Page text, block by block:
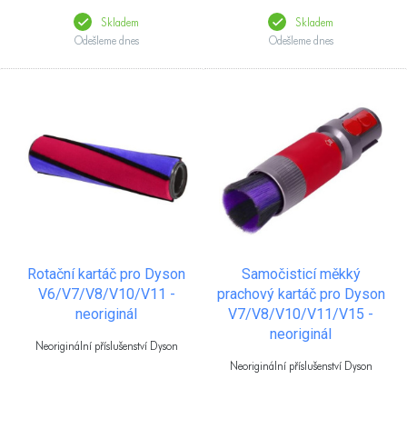
Skladem
Odešleme dnes
Skladem
Odešleme dnes
Rotační kartáč pro Dyson
V6/V7/V8/V10/V11 -
neoriginál
Neoriginální příslušenství Dyson
Samočisticí měkký
prachový kartáč pro Dyson
V7/V8/V10/V11/V15 -
neoriginál
Neoriginální příslušenství Dyson